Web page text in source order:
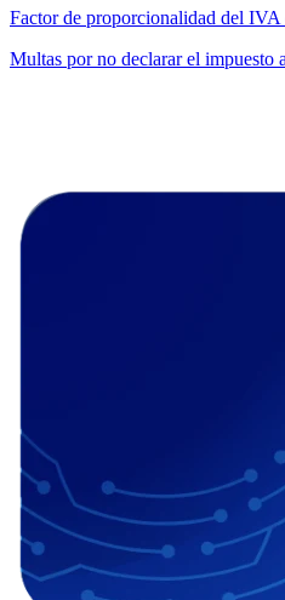
Factor de proporcionalidad del IVA
Multas por no declarar el impuesto